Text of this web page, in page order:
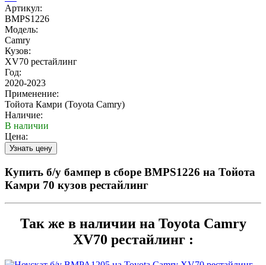
Артикул:
BMPS1226
Модель:
Camry
Кузов:
XV70 рестайлинг
Год:
2020-2023
Применение:
Тойота Камри (Toyota Camry)
Наличие:
В наличии
Цена:
Купить б/у бампер в сборе BMPS1226 на Тойота
Камри 70 кузов рестайлинг
Так же в наличии на Toyota Camry
XV70 рестайлинг :